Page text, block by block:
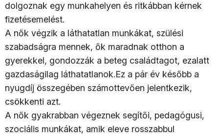
dolgoznak egy munkahelyen és ritkábban kérnek
fizetésemelést.
A nők végzik a láthatatlan munkákat, szülési
szabadságra mennek, ők maradnak otthon a
gyerekkel, gondozzák a beteg családtagot, ezalatt
gazdaságilag láthatatlanok.Ez a pár év később a
nyugdíj összegében számottevően jelentkezik,
csökkenti azt.
A nők gyakrabban végeznek segítői, pedagógusi,
szociális munkákat, amik eleve rosszabbul